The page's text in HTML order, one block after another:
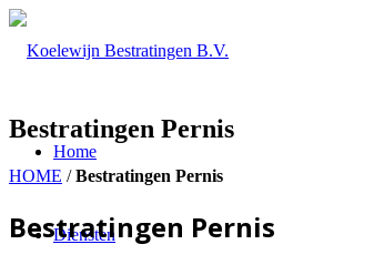
Home
Diensten
Bestratingen Pernis
HOME /Bestratingen Pernis
Bestratingen Pernis